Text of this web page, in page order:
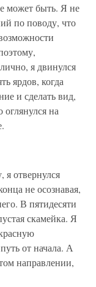
может быть. Я не
по поводу, что
я двинулся
ярдов, когда
и сделать вид,
на
я отвернулся
не осознавая,
В пятидесяти
скамейка. Я
от начала. А
направлении,